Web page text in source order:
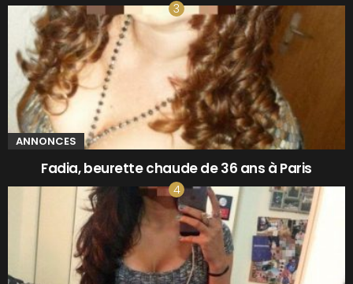
ANNONCES
Fadia, beurette chaude de 36 ans à Paris